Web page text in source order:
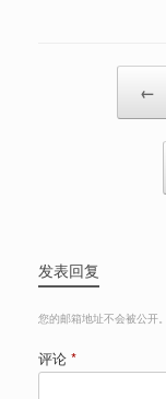
←
发表回复
您的邮箱地址不会被公开。
评论 *